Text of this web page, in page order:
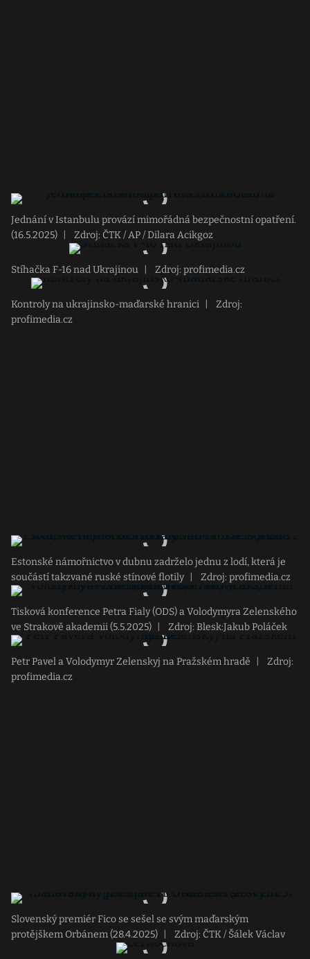
Jednání v Istanbulu provází mimořádná bezpečnostní opatření.
(16.5.2025)
Zdroj: ČTK / AP / Dilara Acikgoz
Stíhačka F-16 nad Ukrajinou Zdroj: profimedia.cz
Kontroly na ukrajinsko-maďarské hranici
Zdroj:
profimedia.cz
Estonské námořnictvo v dubnu zadrželo jednu z lodí, která je
součástí takzvané ruské stínové flotily
Zdroj: profimedia.cz
Tisková konference Petra Fialy (ODS) a Volodymyra Zelenského
ve Strakově akademii (5.5.2025)
Zdroj: Blesk:Jakub Poláček
Petr Pavel a Volodymyr Zelenskyj na Pražském hradě
Zdroj:
profimedia.cz
Slovenský premiér Fico se sešel se svým maďarským
protějškem Orbánem (28.4.2025)
Zdroj: ČTK / Šálek Václav